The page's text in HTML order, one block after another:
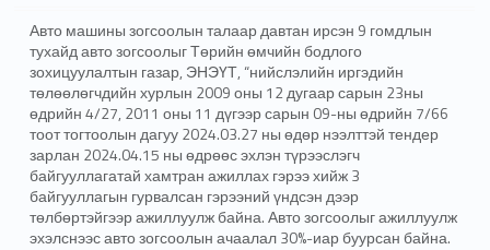
Авто машины зогсоолын талаар давтан ирсэн 9 гомдлын
тухайд авто зогсоолыг Төрийн өмчийн бодлого
зохицуулалтын газар, ЭНЭҮТ, “нийслэлийн иргэдийн
төлөөлөгчдийн хурлын 2009 оны 12 дугаар сарын 23ны
өдрийн 4/27, 2011 оны 11 дүгээр сарын 09-ны өдрийн 7/66
тоот тогтоолын дагуу 2024.03.27 ны өдөр нээлттэй тендер
зарлан 2024.04.15 ны өдрөөс эхлэн түрээслэгч
байгууллагатай хамтран ажиллах гэрээ хийж 3
байгууллагын гурвалсан гэрээний үндсэн дээр
төлбөртэйгээр ажиллуулж байна. Авто зогсоолыг ажиллуулж
эхэлснээс авто зогсоолын ачаалал 30%-иар буурсан байна.